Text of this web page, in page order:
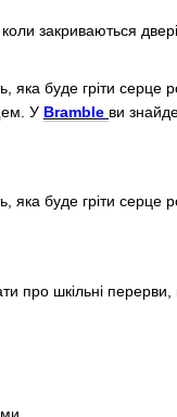
закриваються двері
буде гріти серце
У Bramble ви
яка буде гріти серце
про шкільні